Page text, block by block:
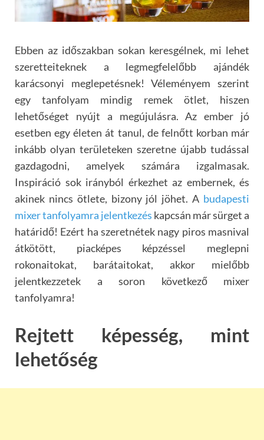
Ebben az időszakban sokan keresgélnek, mi lehet
szeretteiteknek a legmegfelelőbb ajándék
karácsonyi meglepetésnek! Véleményem szerint
egy tanfolyam mindig remek ötlet, hiszen
lehetőséget nyújt a megújulásra. Az ember jó
esetben egy életen át tanul, de felnőtt korban már
inkább olyan területeken szeretne újabb tudással
gazdagodni, amelyek számára izgalmasak.
Inspiráció sok irányból érkezhet az embernek, és
akinek nincs ötlete, bizony jól jöhet. A budapesti
mixer tanfolyamra jelentkezés kapcsán már sürget a
határidő! Ezért ha szeretnétek nagy piros masnival
átkötött, piacképes képzéssel meglepni
rokonaitokat, barátaitokat, akkor mielőbb
jelentkezzetek a soron következő mixer
tanfolyamra!
Rejtett képesség, mint
lehetőség